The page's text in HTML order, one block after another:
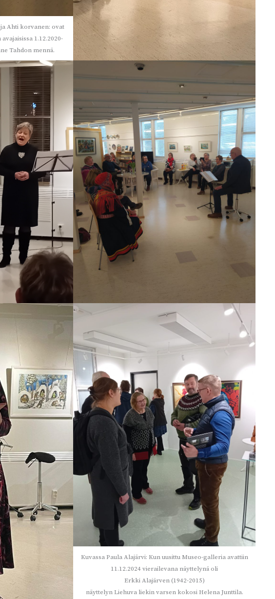
Ahti korvanen: ovat
1.12.2020-
Tahdon mennä.
Kuvassa Paula Alajärvi: Kun uusittu Museo-galleria avattiin
11.12.2024 vierailevana näyttelynä oli
Erkki Alajärven (1942-2015)
näyttelyn Liehuva liekin varsen kokosi Helena Junttila.